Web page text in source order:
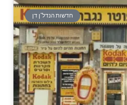
חדשות הנדל"ן דן